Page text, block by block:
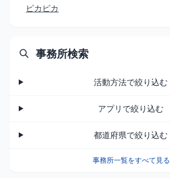
ピカピカ
事務所検索
活動方法で絞り込む
アプリで絞り込む
都道府県で絞り込む
事務所一覧をすべて見る